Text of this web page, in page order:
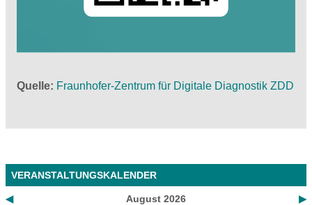
Quelle Fraunhofer-Zentrum für Digitale Diagnostik ZDD
VERANSTALTUNGSKALENDER
◀ ▶
August 2026